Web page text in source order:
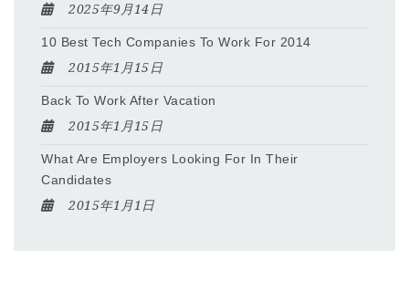
2025年9月14日
10 Best Tech Companies To Work For 2014
2015年1月15日
Back To Work After Vacation
2015年1月15日
What Are Employers Looking For In Their
Candidates
2015年1月1日